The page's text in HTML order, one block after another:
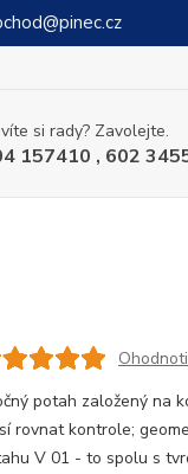
si rady? Zavolejte.
157410 , 602
potah založený na
rovnat kontrole;
V 01 - to spolu s